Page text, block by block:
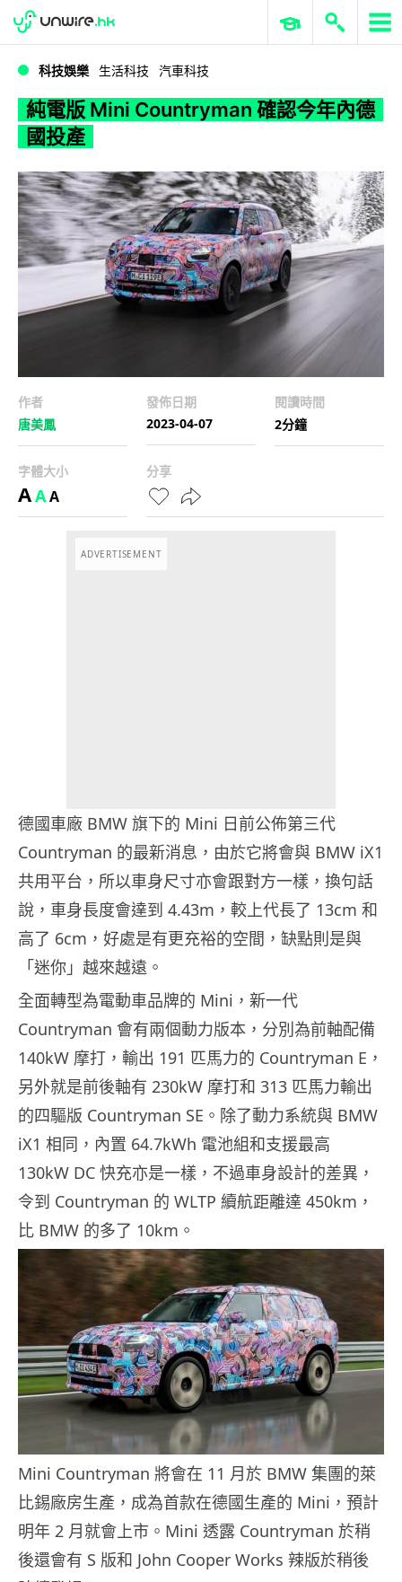
WWDC 2026 ERP 與商業 AI
科技娛樂 生活科技 汽車科技
純電版 Mini Countryman 確認今年內德
國投產
作者
唐美鳳
發佈日期
2023-04-07
閱讀時間
2分鐘
字體大小
AAA
分享
ADVERTISEMENT
德國車廠 BMW 旗下的 Mini 日前公佈第三代
Countryman 的最新消息，由於它將會與 BMW iX1
共用平台，所以車身尺寸亦會跟對方一樣，換句話
說，車身長度會達到 4.43m，較上代長了 13cm 和
高了 6cm，好處是有更充裕的空間，缺點則是與
「迷你」越來越遠。
全面轉型為電動車品牌的 Mini，新一代
Countryman 會有兩個動力版本，分別為前軸配備
140kW 摩打，輸出 191 匹馬力的 Countryman E，
另外就是前後軸有 230kW 摩打和 313 匹馬力輸出
的四驅版 Countryman SE。除了動力系統與 BMW
iX1 相同，內置 64.7kWh 電池組和支援最高
130kW DC 快充亦是一樣，不過車身設計的差異，
令到 Countryman 的 WLTP 續航距離達 450km，
比 BMW 的多了 10km。
Mini Countryman 將會在 11 月於 BMW 集團的萊
比錫廠房生產，成為首款在德國生產的 Mini，預計
明年 2 月就會上市。Mini 透露 Countryman 於稍
後還會有 S 版和 John Cooper Works 辣版於稍後